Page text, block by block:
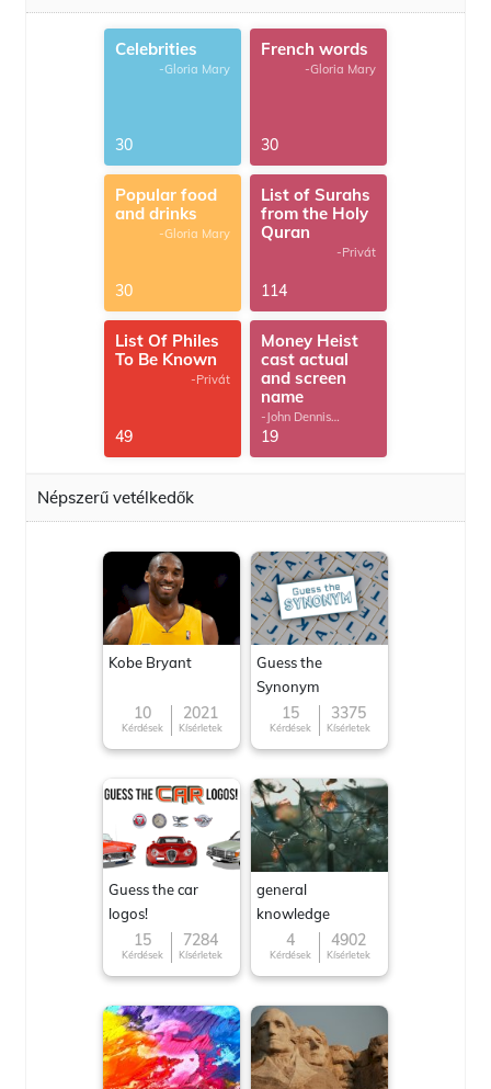
Celebrities
-Gloria Mary
30
French words
-Gloria Mary
30
Popular food
and drinks
-Gloria Mary
30
List of Surahs
from the Holy
Quran
-Privát
114
List Of Philes
To Be Known
-Privát
49
Money Heist
cast actual
and screen
name
-John Dennis
G.Thomas
19
Népszerű vetélkedők
Kobe Bryant
10
Kérdések
2021
Kísérletek
Guess the
Synonym
15
Kérdések
3375
Kísérletek
Guess the car
logos!
15
Kérdések
7284
Kísérletek
general
knowledge
4
Kérdések
4902
Kísérletek